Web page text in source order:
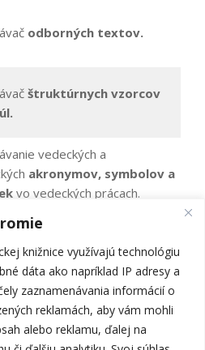
knižnice využívajú technológiu
dáta ako napríklad IP adresy a
zaznamenávania informácií o
reklamách, aby vám mohli
alebo reklamu, ďalej na
odborných textov.
štruktúrnych vzorcov
vedeckých a
akronymov, symbolov a
vo vedeckých prácach.
o zdroji sútu.
vsúbornom
digitálnych zdrojov. Informácie o
tu.